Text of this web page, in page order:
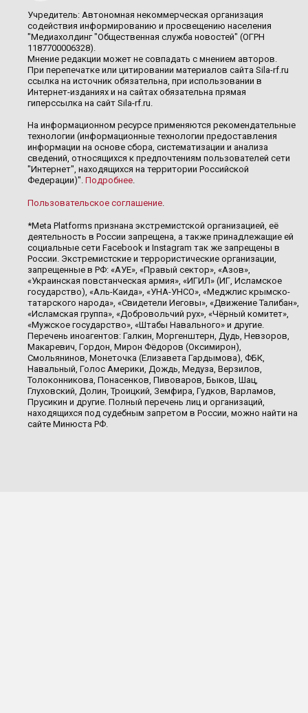
Учредитель: Автономная некоммерческая организация
содействия информированию и просвещению населения
"Медиахолдинг "Общественная служба новостей" (ОГРН
1187700006328).
Мнение редакции может не совпадать с мнением авторов.
При перепечатке или цитировании материалов сайта Sila-rf.ru
ссылка на источник обязательна, при использовании в
Интернет-изданиях и на сайтах обязательна прямая
гиперссылка на сайт Sila-rf.ru.
На информационном ресурсе применяются рекомендательные
технологии (информационные технологии предоставления
информации на основе сбора, систематизации и анализа
сведений, относящихся к предпочтениям пользователей сети
"Интернет", находящихся на территории Российской
Федерации)". Подробнее.
Пользовательское соглашение.
*Meta Platforms признана экстремистской организацией, её
деятельность в России запрещена, а также принадлежащие ей
социальные сети Facebook и Instagram так же запрещены в
России. Экстремистские и террористические организации,
запрещенные в РФ: «АУЕ», «Правый сектор», «Азов»,
«Украинская повстанческая армия», «ИГИЛ» (ИГ, Исламское
государство), «Аль-Каида», «УНА-УНСО», «Меджлис крымско-
татарского народа», «Свидетели Иеговы», «Движение Талибан»,
«Исламская группа», «Добровольчий рух», «Чёрный комитет»,
«Мужское государство», «Штабы Навального» и другие.
Перечень иноагентов: Галкин, Моргенштерн, Дудь, Невзоров,
Макаревич, Гордон, Мирон Фёдоров (Оксимирон),
Смольянинов, Монеточка (Елизавета Гардымова), ФБК,
Навальный, Голос Америки, Дождь, Медуза, Верзилов,
Толоконникова, Понасенков, Пивоваров, Быков, Шац,
Глуховский, Долин, Троицкий, Земфира, Гудков, Варламов,
Прусикин и другие. Полный перечень лиц и организаций,
находящихся под судебным запретом в России, можно найти на
сайте Минюста РФ.